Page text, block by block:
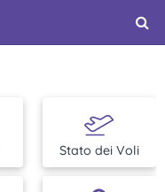
Stato dei Voli